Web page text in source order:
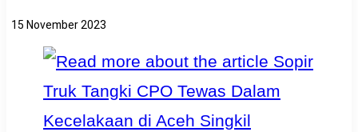
15 November 2023